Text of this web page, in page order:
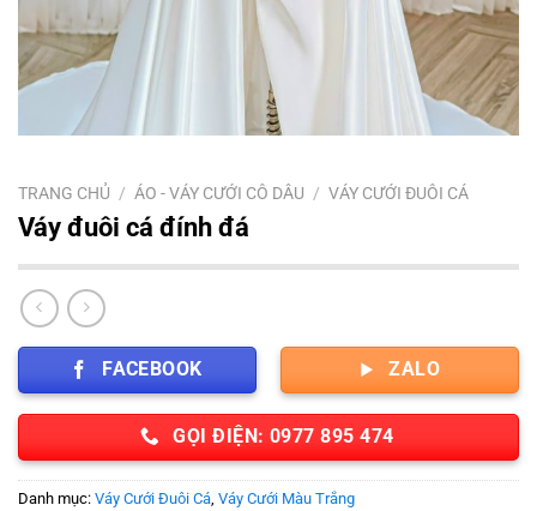
TRANG CHỦ / ÁO - VÁY CƯỚI CÔ DÂU / VÁY CƯỚI ĐUÔI CÁ
Váy đuôi cá đính đá
FACEBOOK ZALO
GỌI ĐIỆN: 0977 895 474
Danh mục: Váy Cưới Đuôi Cá, Váy Cưới Màu Trắng